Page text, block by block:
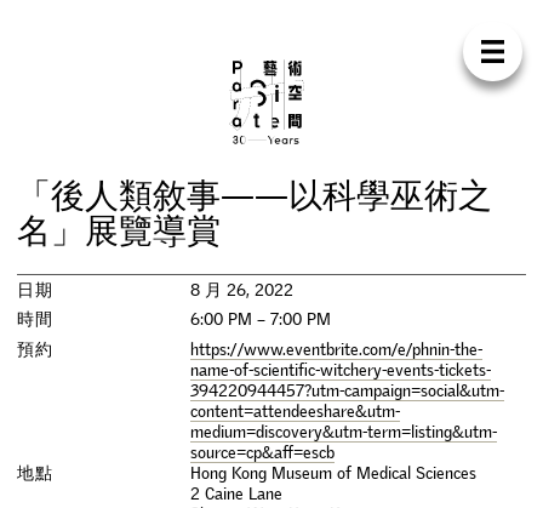
Para
我們 支持
覽
活動
研
藝術駐留
出版
「後人類敘事——以科學巫術之
名 」 展覽導賞
日期
8 月 26, 2022
時間
6:00 PM – 7:00 PM
預約
https://www.eventbrite.com/e/phnin-the-
name-of-scientific-witchery-events-tickets-
394220944457?utm-campaign=social&utm-
content=attendeeshare&utm-
medium=discovery&utm-term=listing&utm-
source=cp&aff=escb
地點
Hong Kong Museum of Medical Sciences
2 Caine Lane